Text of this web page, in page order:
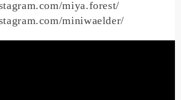
miya.forest/
miniwaelder/